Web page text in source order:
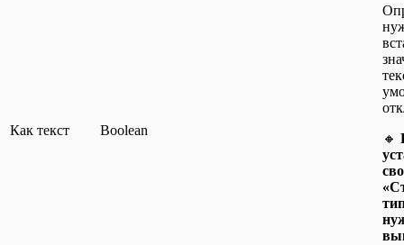
Как текст Boolean
🔸